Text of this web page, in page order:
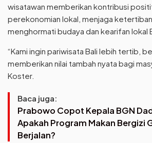
wisatawan memberikan kontribusi
perekonomian lokal, menjaga
menghormati budaya dan kearifan lokal
“Kami ingin pariwisata Bali lebih tertib,
memberikan nilai tambah nyata bagi
Koster.
Baca juga:
Prabowo Copot Kepala BGN
Apakah Program Makan Bergizi
Berjalan?